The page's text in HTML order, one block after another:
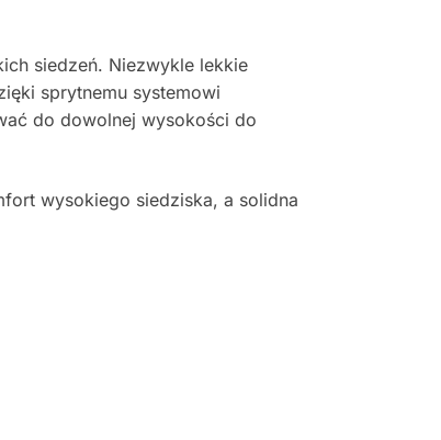
siedzeń. Niezwykle lekkie
sprytnemu systemowi
do dowolnej wysokości do
wysokiego siedziska, a solidna